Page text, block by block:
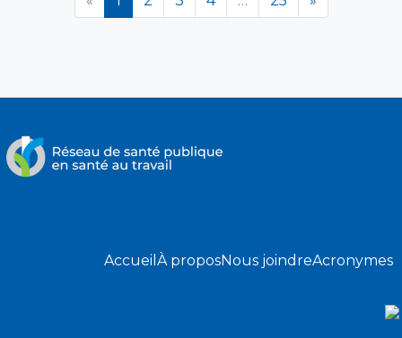
Accueil À proposNous joindreAcronymes